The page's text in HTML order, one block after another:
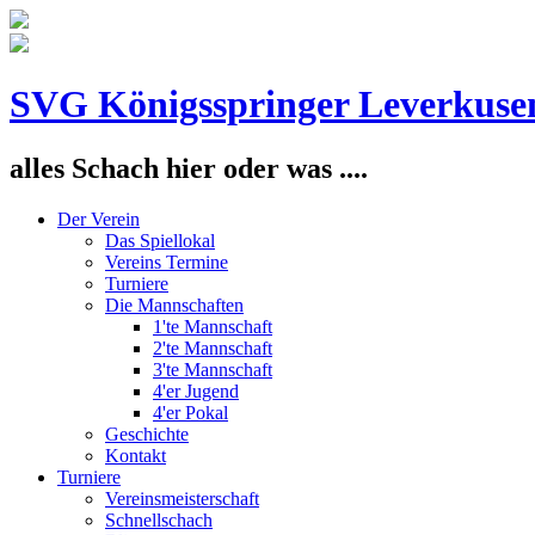
SVG Königsspringer
alles Schach hier oder was ....
Der Verein
Das Spiellokal
Vereins Termine
Turniere
Die Mannschaften
1'te Mannschaft
2'te Mannschaft
3'te Mannschaft
4'er Jugend
4'er Pokal
Geschichte
Kontakt
Turniere
Vereinsmeisterschaft
Schnellschach